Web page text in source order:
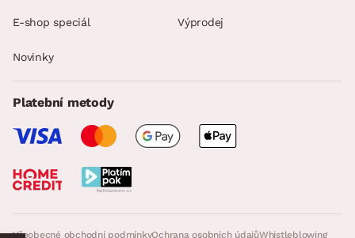
Všeobecné obchodní podmínkyOchrana osobních údajůWhistleblowing
E-shop speciál Výprodej
Novinky
Platební metody